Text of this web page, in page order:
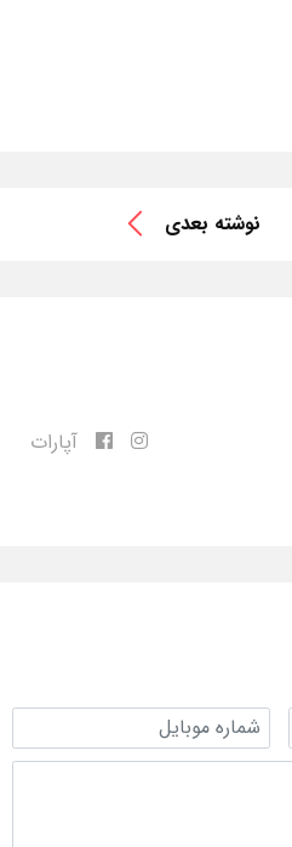
نوشته بعدی
آپارات